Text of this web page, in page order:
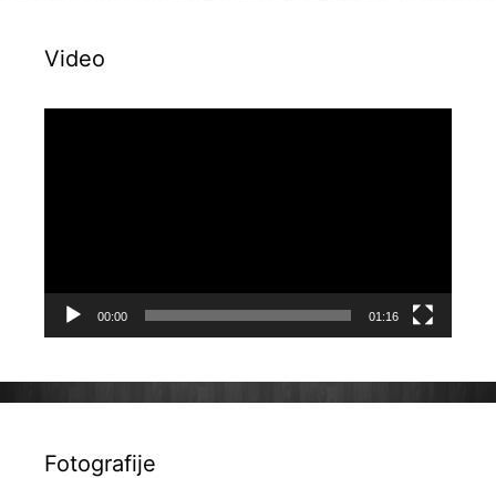
Video
00:00 01:16
Fotografije